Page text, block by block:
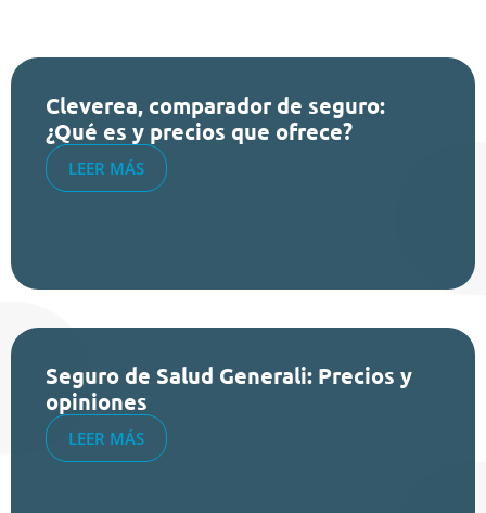
Cleverea, comparador de seguro:
¿Qué es y precios que ofrece?
LEER MÁS
Seguro de Salud Generali: Precios y
opiniones
LEER MÁS